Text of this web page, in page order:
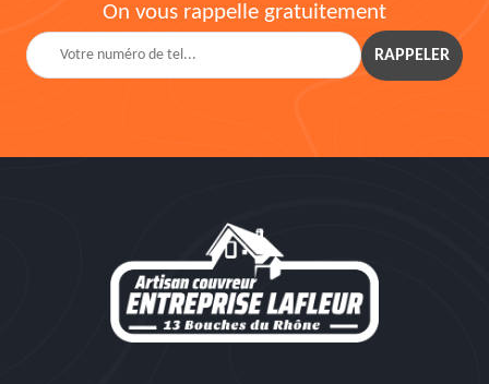
On vous rappelle gratuitement